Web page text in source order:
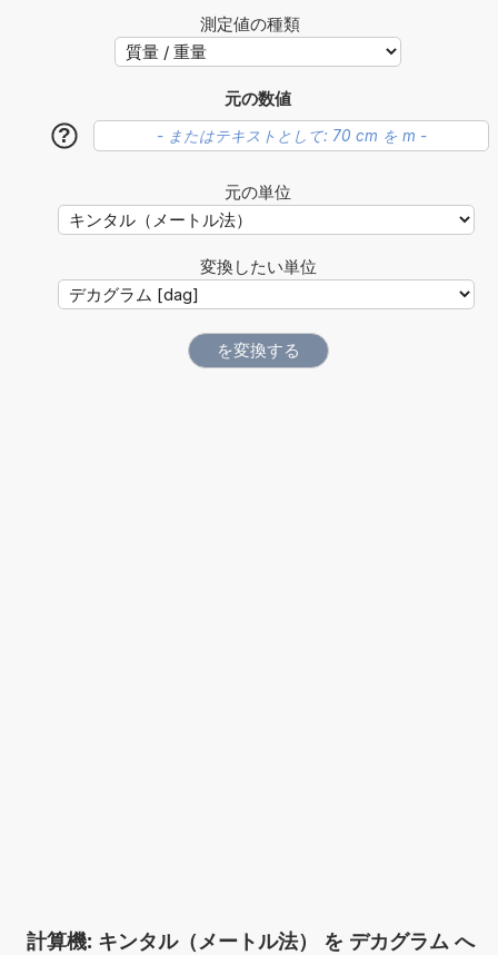
測定値の種類
元の数値
?
元の単位
変換したい単位
計算機: キンタル（メートル法） を デカグラム へ